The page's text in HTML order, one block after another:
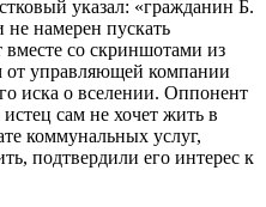
указал: «гражданин Б.
не намерен пускать
со скриншотами из
от управляющей компании
иска о вселении. Оппонент
сам не хочет жить в
коммунальных услуг,
подтвердили его интерес к